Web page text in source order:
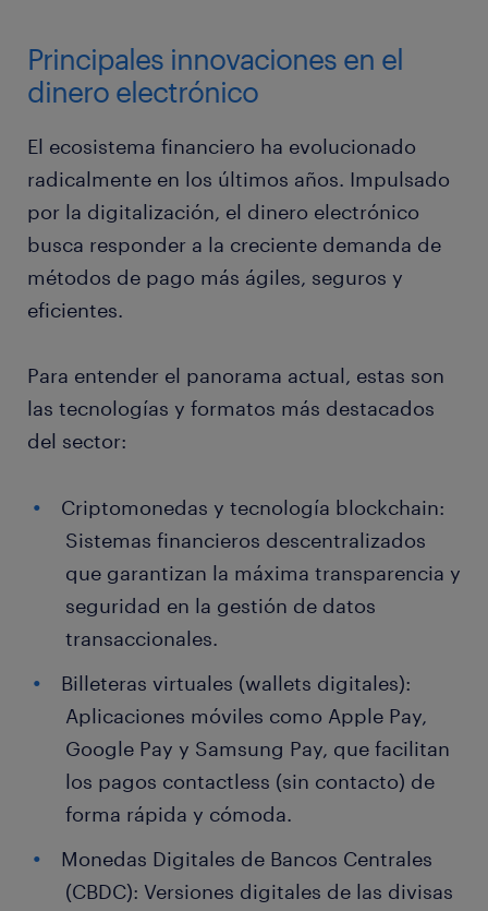
Principales innovaciones en el
dinero electrónico
El ecosistema financiero ha evolucionado
radicalmente en los últimos años. Impulsado
por la digitalización, el dinero electrónico
busca responder a la creciente demanda de
métodos de pago más ágiles, seguros y
eficientes.
Para entender el panorama actual, estas son
las tecnologías y formatos más destacados
del sector:
Criptomonedas y tecnología blockchain:
Sistemas financieros descentralizados
que garantizan la máxima transparencia y
seguridad en la gestión de datos
transaccionales.
Billeteras virtuales (wallets digitales):
Aplicaciones móviles como Apple Pay,
Google Pay y Samsung Pay, que facilitan
los pagos contactless (sin contacto) de
forma rápida y cómoda.
Monedas Digitales de Bancos Centrales
(CBDC): Versiones digitales de las divisas